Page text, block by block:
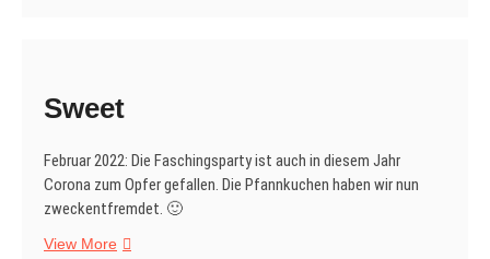
Sweet
Februar 2022: Die Faschingsparty ist auch in diesem Jahr
Corona zum Opfer gefallen. Die Pfannkuchen haben wir nun
zweckentfremdet. 🙂
View MoreSweet